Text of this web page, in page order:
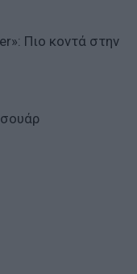
Πιο κοντά στην